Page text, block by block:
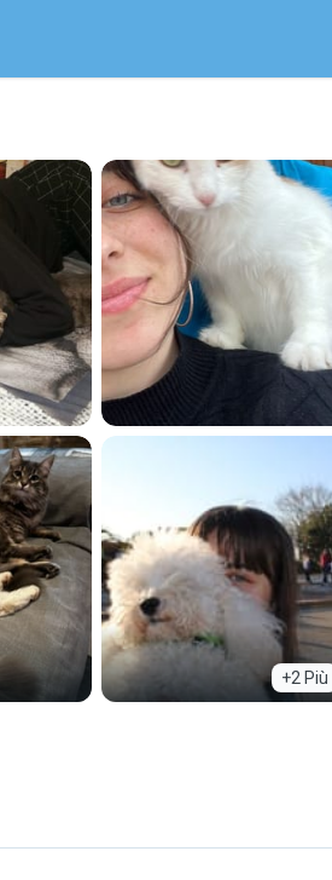
+2 Più